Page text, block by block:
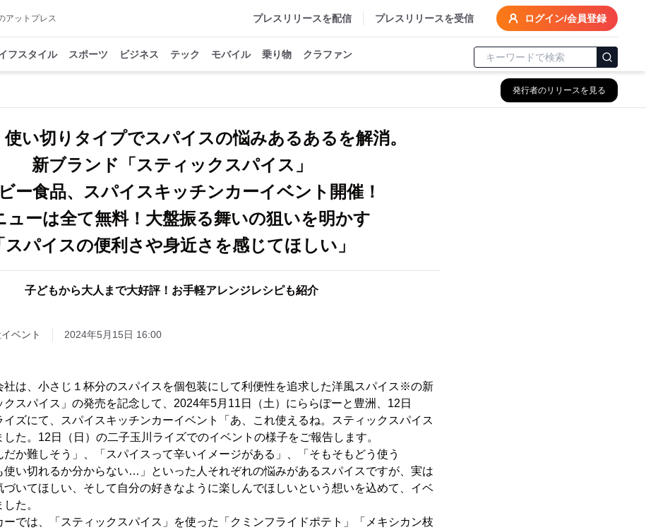
アットプレス プレスリリースを配信 プレスリリースを受信 ログイン/会員登録
フスタイル スポーツ ビジネス テック モバイル 乗り物 クラファン
発行者のリリースを見る
使い切りタイプでスパイスの悩みあるあるを解消。
新ブランド「スティックスパイス」
ー食品、スパイスキッチンカーイベント開催！
ューは全て無料！大盤振る舞いの狙いを明かす
スパイスの便利さや身近さを感じてほしい」
子どもから大人まで大好評！お手軽アレンジレシピも紹介
イベント 2024年5月15日 16:00
社は、小さじ１杯分のスパイスを個包装にして利便性を追求した洋風スパイス※の新
クスパイス」の発売を記念して、2024年5月11日（土）にららぽーと豊洲、12日
イズにて、スパイスキッチンカーイベント「あ、これ使えるね。スティックスパイス
た。12日（日）の二子玉川ライズでのイベントの様子をご報告します。
だか難しそう」、「スパイスって辛いイメージがある」、「そもそもどう使う
使い切れるか分からない…」といった人それぞれの悩みがあるスパイスですが、実は
づいてほしい、そして自分の好きなように楽しんでほしいという想いを込めて、イベ
た。
ーでは、「スティックスパイス」を使った「クミンフライドポテト」「メキシカン枝